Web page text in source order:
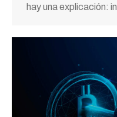
hay una explicación: